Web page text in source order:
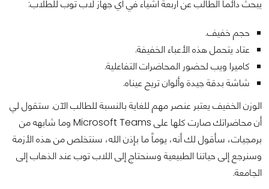
يبحث دائماً الطالب عن أربعة أشياء في أي جهاز لاب توب للطلاب:
حجم خفيف.
عتاد يتحمل هذه الأعباء الخفيفة.
كاميرا ويب لحضور المحاضرات التفاعلية.
شاشة بدقة جيدة وألوان تريح عيناه.
الوزن الخفيف يعتبر عنصر مهم للغاية بالنسبة للطالب الآن. ستقول لي
أن محاضراتك صارت كلها على Microsoft Teams وما شابهه من
برمجيات، سأقول لك أنه، يوماً ما بإذن الله، سنتخلص من هذه الأزمة
وسنرجع إلى حياتنا الطبيعية وسنحتاج إلى اللاب توب عند الذهاب إلى
الجامعة.